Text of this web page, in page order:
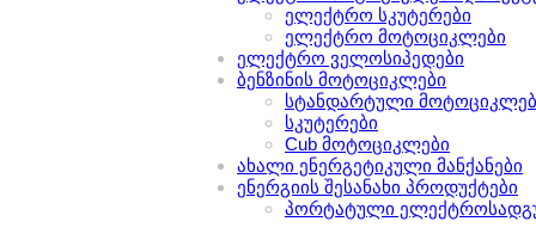
ელექტრო სკუტერები
ელექტრო მოტოციკლები
ელექტრო ველოსიპედები
ბენზინის მოტოციკლები
სტანდარტული
სკუტერები
Cub მოტოციკლები
ახალი ენერგეტიკული მანქანები
ენერგიის შესანახი პროდუქტები
პორტატული